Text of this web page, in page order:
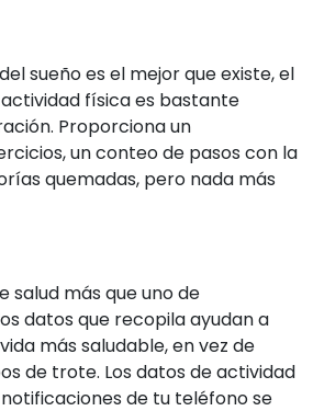
sueño es el mejor que existe, el
física es bastante
Proporciona un
un conteo de pasos con la
quemadas, pero nada más
salud más que uno de
datos que recopila ayudan a
más saludable, en vez de
de trote. Los datos de actividad
de tu teléfono se